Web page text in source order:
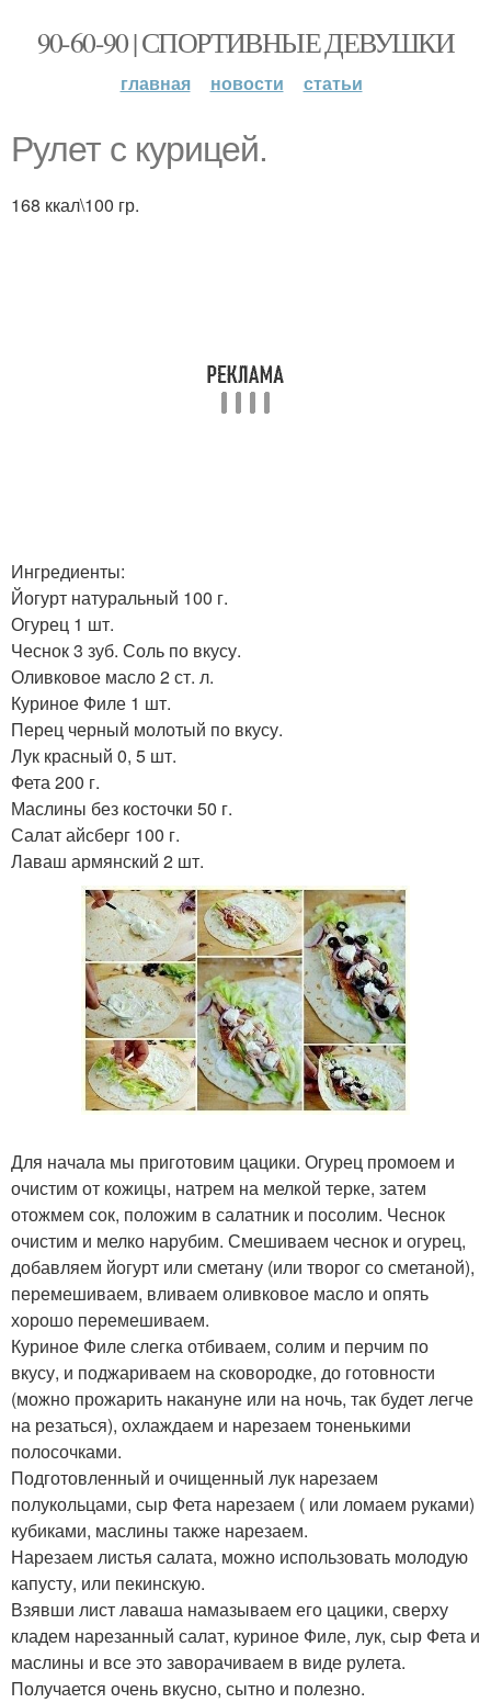
90-60-90 | СПОРТИВНЫЕ ДЕВУШКИ
главная новости статьи
Рулет с курицей.
168 ккал\100 гр.
Ингредиенты:
Йогурт натуральный 100 г.
Огурец 1 шт.
Чеснок 3 зуб. Соль по вкусу.
Оливковое масло 2 ст. л.
Куриное Филе 1 шт.
Перец черный молотый по вкусу.
Лук красный 0, 5 шт.
Фета 200 г.
Маслины без косточки 50 г.
Салат айсберг 100 г.
Лаваш армянский 2 шт.
Для начала мы приготовим цацики. Огурец промоем и
очистим от кожицы, натрем на мелкой терке, затем
отожмем сок, положим в салатник и посолим. Чеснок
очистим и мелко нарубим. Смешиваем чеснок и огурец,
добавляем йогурт или сметану (или творог со сметаной),
перемешиваем, вливаем оливковое масло и опять
хорошо перемешиваем.
Куриное Филе слегка отбиваем, солим и перчим по
вкусу, и поджариваем на сковородке, до готовности
(можно прожарить накануне или на ночь, так будет легче
на резаться), охлаждаем и нарезаем тоненькими
полосочками.
Подготовленный и очищенный лук нарезаем
полукольцами, сыр Фета нарезаем ( или ломаем руками)
кубиками, маслины также нарезаем.
Нарезаем листья салата, можно использовать молодую
капусту, или пекинскую.
Взявши лист лаваша намазываем его цацики, сверху
кладем нарезанный салат, куриное Филе, лук, сыр Фета и
маслины и все это заворачиваем в виде рулета.
Получается очень вкусно, сытно и полезно.